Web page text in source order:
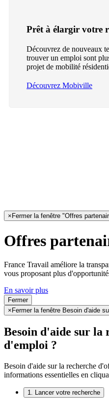
Prêt à élargir votre
Découvrez de nouveaux
trouver un emploi sont
projet de mobilité
Découvrez Mobiville
× Fermer la fenêtre "Offres
Offres
France Travail améliore la
vous proposant plus
En savoir plus
Fermer
× Fermer la fenêtre Besoin d'aide
Besoin d'aide sur la
d'emploi ?
Besoin d'aide sur la recherche
informations essentielles en
1. Lancer votre recherche